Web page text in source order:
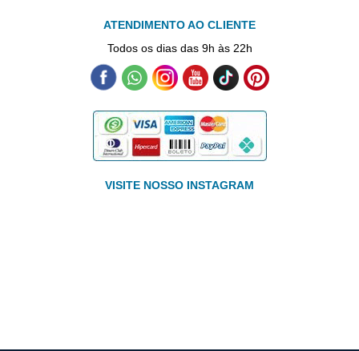
ATENDIMENTO AO CLIENTE
Todos os dias das 9h às 22h
VISITE NOSSO INSTAGRAM